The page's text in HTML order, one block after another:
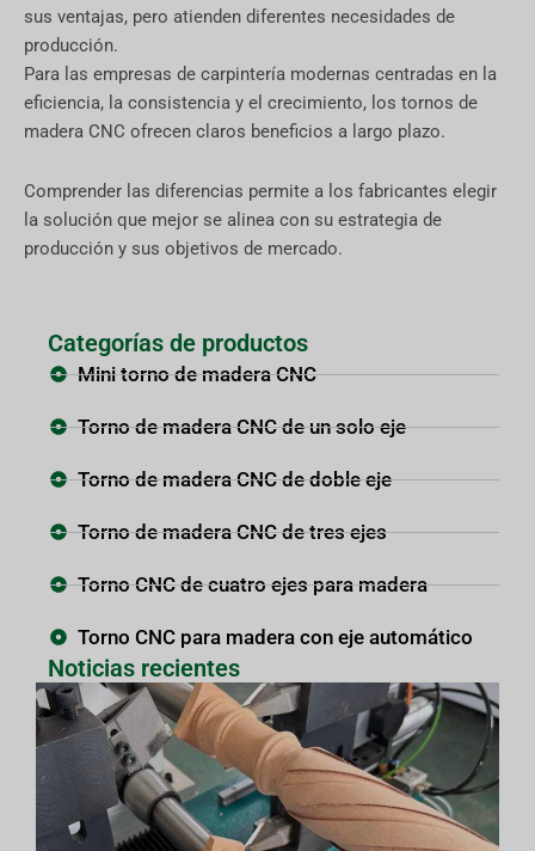
sus ventajas, pero atienden diferentes necesidades de
producción.
Para las empresas de carpintería modernas centradas en la
eficiencia, la consistencia y el crecimiento, los tornos de
madera CNC ofrecen claros beneficios a largo plazo.
Comprender las diferencias permite a los fabricantes elegir
la solución que mejor se alinea con su estrategia de
producción y sus objetivos de mercado.
Categorías de productos
Mini torno de madera CNC
Torno de madera CNC de un solo eje
Torno de madera CNC de doble eje
Torno de madera CNC de tres ejes
Torno CNC de cuatro ejes para madera
Torno CNC para madera con eje automático
Noticias recientes